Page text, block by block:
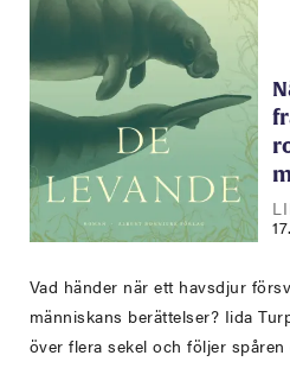
Vad händer när ett havsdjur
människans berättelser? Iida
över flera sekel och följer